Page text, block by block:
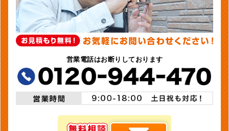
営業電話はお断りしております